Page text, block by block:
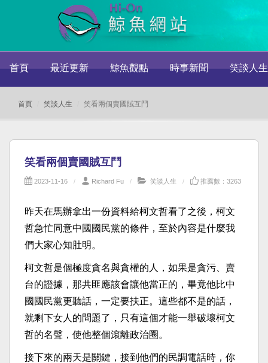
首頁 最近更新 鯨魚觀點 時事新聞 笑談人生
首頁 笑談人生 笑看兩個賣國賊互鬥
笑看兩個賣國賊互鬥
2023-11-16 Richard Fu 笑談人生 推薦數：3263
昨天在馬辦拿出一份資料給柯文哲看了之後，柯文
哲急忙同意中國國民黨的條件，至於內容是什麼我
們大家心知肚明。
柯文哲是個極度貪名與貪權的人，如果是貪污、賣
台的證據，那共匪應該會讓他當正的，畢竟他比中
國國民黨更聽話，一定要扶正。這些都不是的話，
就剩下女人的問題了，只有這個才能一舉破壞柯文
哲的名聲，使他整個滾離政治圈。
接下來的兩天是關鍵，接到他們的民調電話時，你